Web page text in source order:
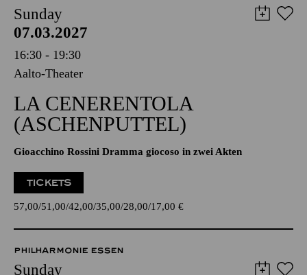
Sunday
07.03.2027
16:30 - 19:30
Aalto-Theater
LA CENERENTOLA
(ASCHENPUTTEL)
Gioacchino Rossini Dramma giocoso in zwei Akten
TICKETS
57,00 51,00 42,00 35,00 28,00 17,00 €
PHILHARMONIE ESSEN
Sunday